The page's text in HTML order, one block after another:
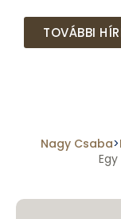
TOVÁBBI
Nagy Csaba>